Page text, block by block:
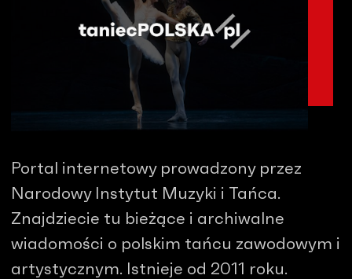
Portal internetowy prowadzony przez
Narodowy Instytut Muzyki i Tańca.
Znajdziecie tu bieżące i archiwalne
wiadomości o polskim tańcu zawodowym i
artystycznym. Istnieje od 2011 roku.